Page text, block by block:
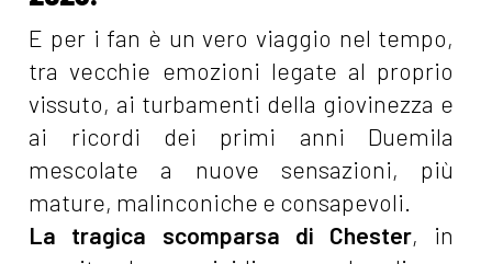
E per i fan è un vero viaggio nel tempo,
tra vecchie emozioni legate al proprio
vissuto, ai turbamenti della giovinezza e
ai ricordi dei primi anni Duemila
mescolate a nuove sensazioni, più
mature, malinconiche e consapevoli.
La tragica scomparsa di Chester, in